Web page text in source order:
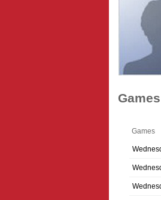
Games